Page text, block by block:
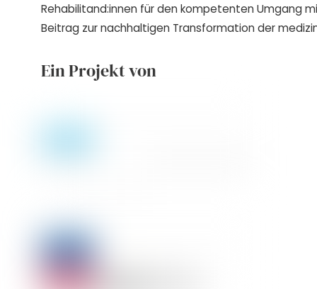
Rehabilitand:innen für den kompetenten Umgang
Beitrag zur nachhaltigen Transformation der
Ein Projekt von